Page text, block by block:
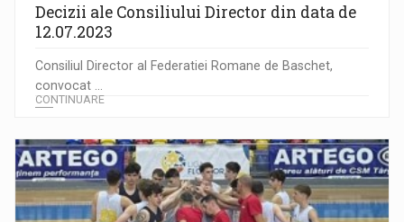
Decizii ale Consiliului Director din data de
12.07.2023
Consiliul Director al Federatiei Romane de Baschet,
convocat ...
CONTINUARE